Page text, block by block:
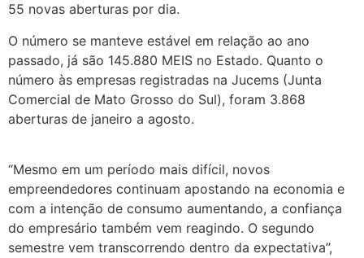
55 novas aberturas por dia.
O número se manteve estável em relação ao ano
passado, já são 145.880 MEIS no Estado. Quanto o
número às empresas registradas na Jucems (Junta
Comercial de Mato Grosso do Sul), foram 3.868
aberturas de janeiro a agosto.
“Mesmo em um período mais difícil, novos
empreendedores continuam apostando na economia e
com a intenção de consumo aumentando, a confiança
do empresário também vem reagindo. O segundo
semestre vem transcorrendo dentro da expectativa”,